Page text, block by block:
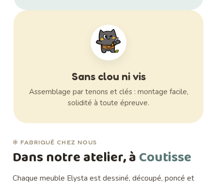
Sans clou ni vis
Assemblage par tenons et clés : montage facile,
solidité à toute épreuve.
✻ FABRIQUÉ CHEZ NOUS
Dans notre atelier, àCoutisse
Chaque meuble Elysta est dessiné, découpé, poncé et